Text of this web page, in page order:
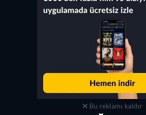
Bu reklamı kaldır